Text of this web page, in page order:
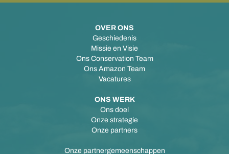
OVER ONS
Geschiedenis
Missie en Visie
Ons Conservation Team
Ons Amazon Team
Vacatures
ONS WERK
Ons doel
Onze strategie
Onze partners
Onze partnergemeenschappen